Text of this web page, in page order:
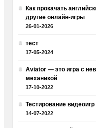
Как прокачать
другие онлайн-игры
26-01-2026
тест
17-05-2024
Aviator — это игра с
механикой
17-10-2022
Тестирование видеоигр
14-07-2022